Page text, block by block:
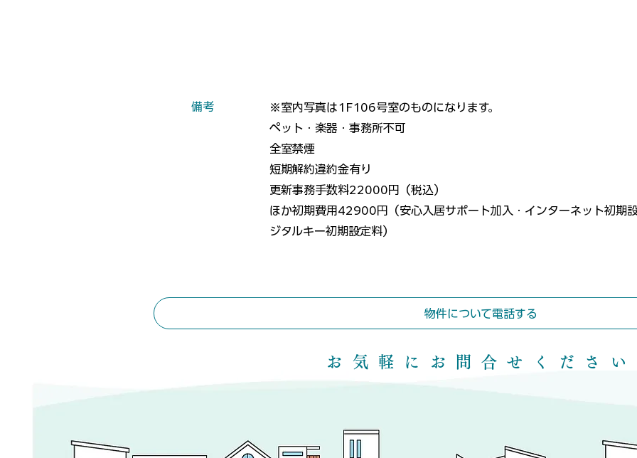
​備考
※室内写真は1F106号室のものになります。
ペット・楽器・事務所不可
全室禁煙
短期解約違約金有り
更新事務手数料22000円（税込）
ほか初期費用42900円（安心入居サポート加入・インターネット初期
ジタルキー初期設定料）
物件について電話する
​ お気軽にお問合せください